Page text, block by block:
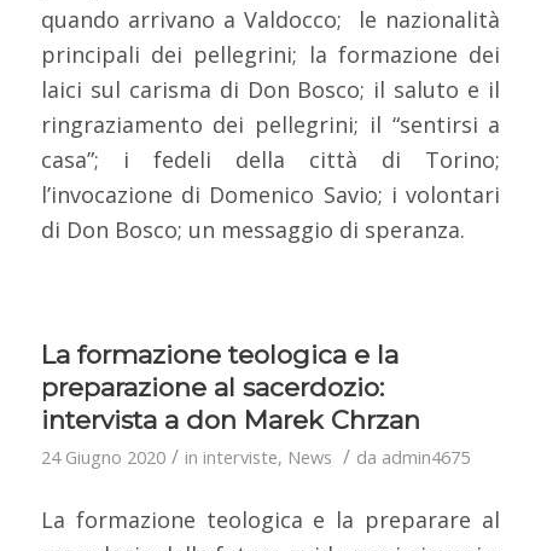
quando arrivano a Valdocco; le nazionalità
principali dei pellegrini; la formazione dei
laici sul carisma di Don Bosco; il saluto e il
ringraziamento dei pellegrini; il “sentirsi a
casa”; i fedeli della città di Torino;
l’invocazione di Domenico Savio; i volontari
di Don Bosco; un messaggio di speranza.
La formazione teologica e la
preparazione al sacerdozio:
intervista a don Marek Chrzan
24 Giugno 2020 / in interviste, News / da admin4675
La formazione teologica e la preparare al